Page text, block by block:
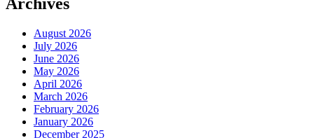
August 2026
July 2026
June 2026
May 2026
April 2026
March 2026
February 2026
January 2026
December 2025